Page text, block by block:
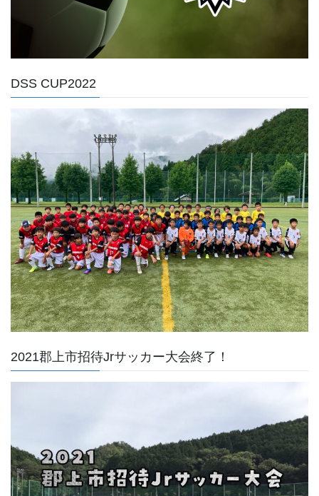
DSS CUP2022
2021郡上市招待Jrサッカー大会終了！